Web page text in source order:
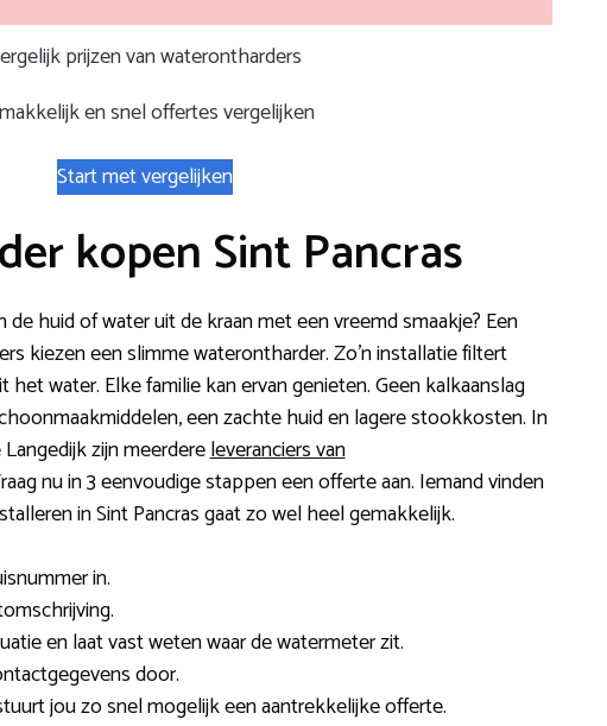
prijzen van waterontharders
en snel offertes vergelijken
Start met vergelijken
kopen Sint Pancras
huid of water uit de kraan met een vreemd smaakje? Een
kiezen een slimme waterontharder. Zo’n installatie filtert
water. Elke familie kan ervan genieten. Geen kalkaanslag
een zachte huid en lagere stookkosten. In
zijn meerdereleveranciers van
nu in 3 eenvoudige stappen een offerte aan. Iemand vinden
in Sint Pancras gaat zo wel heel gemakkelijk.
in.
en laat vast weten waar de watermeter zit.
door.
jou zo snel mogelijk een aantrekkelijke offerte.